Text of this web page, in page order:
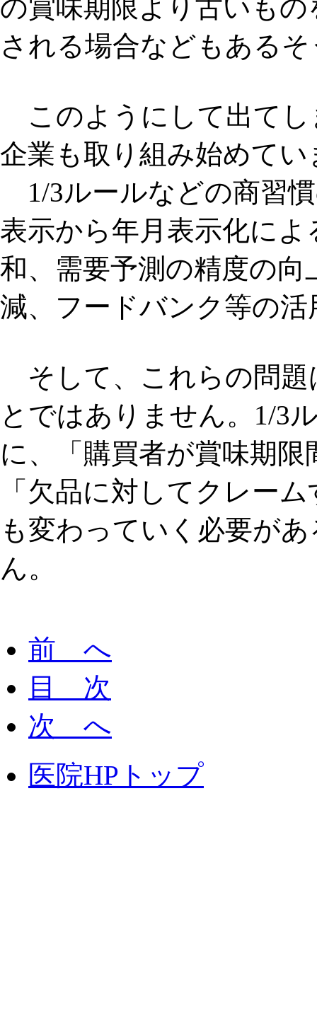
の賞味期限より古いも
される場合などもある
このようにして出てし
企業も取り組み始めてい
1/3ルールなどの商習
表示から年月表示化に
和、需要予測の精度の
減、フードバンク等の活
そして、これらの問題
とではありません。1/3
に、「購買者が賞味期
「欠品に対してクレー
も変わっていく必要があ
ん。
前 へ
目 次
次 へ
医院HPトップ